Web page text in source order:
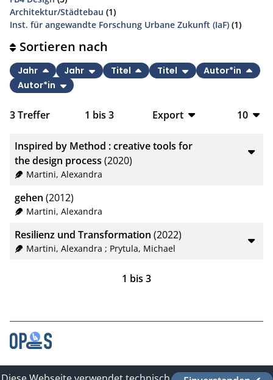
Architektur/Städtebau (1)
Inst. für angewandte Forschung Urbane Zukunft (IaF) (1)
3Treffer 1 bis 3
Export
10
20
Sortieren nach
Jahr Jahr Titel Titel
Autor*in
Autor*in
Inspired by Method : creative tools for
the design process (2020)
Martini, Alexandra
gehen (2012)
Martini, Alexandra
Resilienz und Transformation (2022)
Martini, Alexandra ; Prytula, Michael
1 bis 3
Kontakt